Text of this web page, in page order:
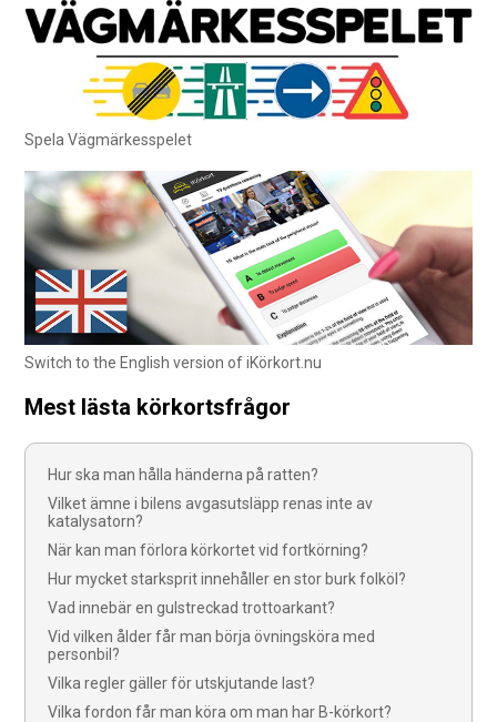
Spela Vägmärkesspelet
Switch to the English version of iKörkort.nu
Mest lästa körkortsfrågor
Hur ska man hålla händerna på ratten?
Vilket ämne i bilens avgasutsläpp renas inte av
katalysatorn?
När kan man förlora körkortet vid fortkörning?
Hur mycket starksprit innehåller en stor burk folköl?
Vad innebär en gulstreckad trottoarkant?
Vid vilken ålder får man börja övningsköra med
personbil?
Vilka regler gäller för utskjutande last?
Vilka fordon får man köra om man har B-körkort?